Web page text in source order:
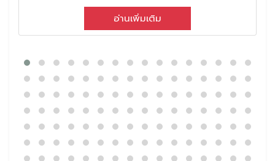
อ่านเพิ่มเติม